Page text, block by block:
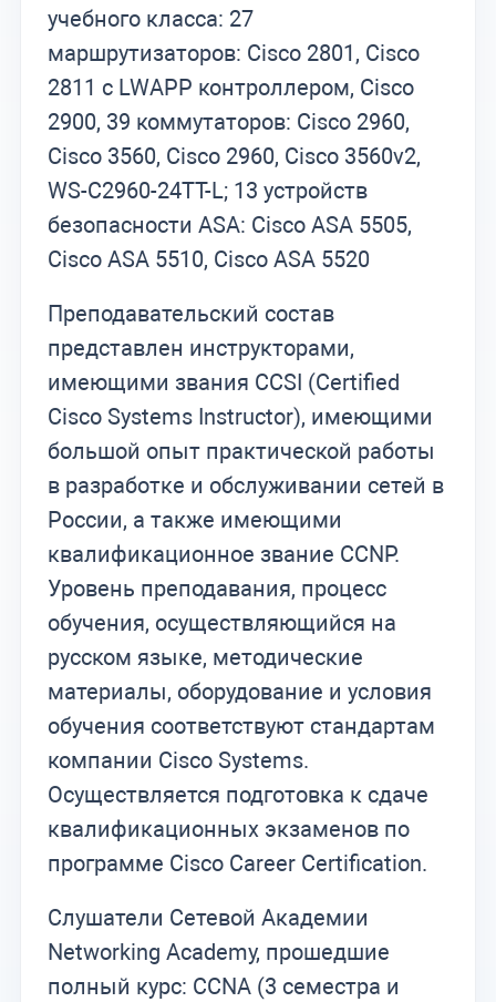
учебного класса: 27
маршрутизаторов: Cisco 2801, Cisco
2811 с LWAPP контроллером, Cisco
2900, 39 коммутаторов: Cisco 2960,
Cisco 3560, Cisco 2960, Cisco 3560v2,
WS-C2960-24TT-L; 13 устройств
безопасности ASA: Cisco ASA 5505,
Cisco ASA 5510, Cisco ASA 5520
Преподавательский состав
представлен инструкторами,
имеющими звания CCSI (Certified
Cisco Systems Instructor), имеющими
большой опыт практической работы
в разработке и обслуживании сетей в
России, а также имеющими
квалификационное звание CCNP.
Уровень преподавания, процесс
обучения, осуществляющийся на
русском языке, методические
материалы, оборудование и условия
обучения соответствуют стандартам
компании Cisco Systems.
Осуществляется подготовка к сдаче
квалификационных экзаменов по
программе Cisco Career Certification.
Слушатели Сетевой Академии
Networking Academy, прошедшие
полный курс: CCNA (3 семестра и